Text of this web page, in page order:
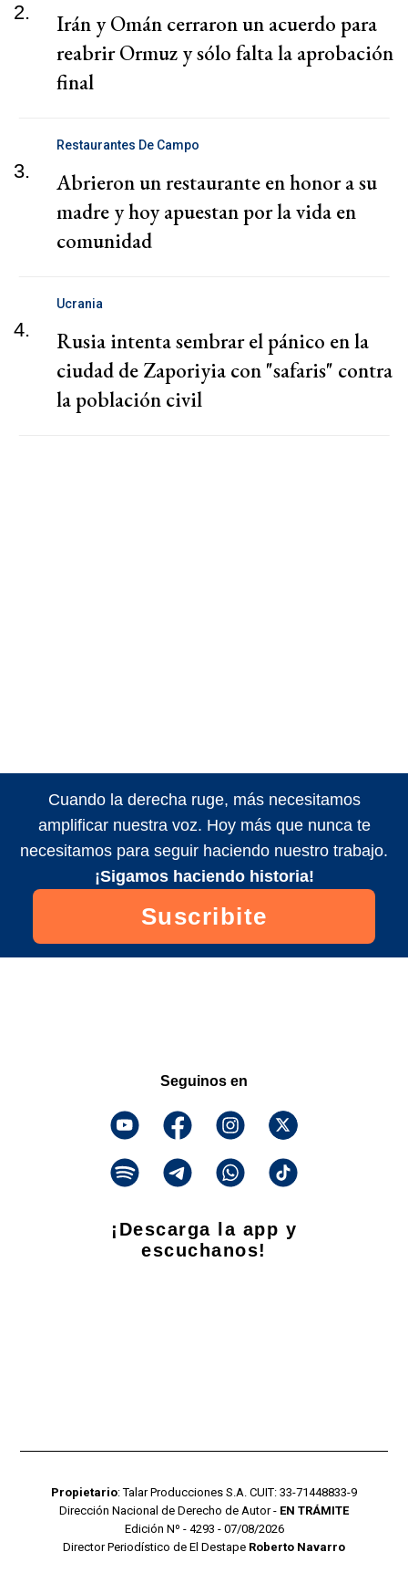
2.
Irán y Omán cerraron un acuerdo para
reabrir Ormuz y sólo falta la aprobación
final
3.
Restaurantes De Campo
Abrieron un restaurante en honor a su
madre y hoy apuestan por la vida en
comunidad
4.
Ucrania
Rusia intenta sembrar el pánico en la
ciudad de Zaporiyia con "safaris" contra
la población civil
Cuando la derecha ruge, más necesitamos
amplificar nuestra voz. Hoy más que nunca te
necesitamos para seguir haciendo nuestro trabajo.
¡Sigamos haciendo historia!
Suscribite
Seguinos en
¡Descarga la app y
escuchanos!
Propietario: Talar Producciones S.A. CUIT: 33-71448833-9
Dirección Nacional de Derecho de Autor - EN TRÁMITE
Edición Nº - 4293 - 07/08/2026
Director Periodístico de El Destape Roberto Navarro